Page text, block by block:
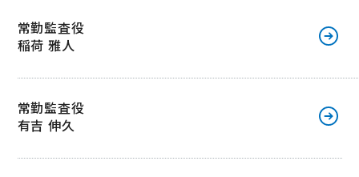
常勤監査役
稲荷 雅人
常勤監査役
有吉 伸久